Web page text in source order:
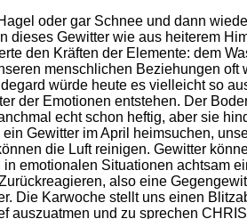
oder gar Schnee und dann
dieses Gewitter wie aus heiterem
den Kräften der Elemente: dem
menschlichen Beziehungen
würde heute es vielleicht so
der Emotionen entstehen. Der
echt schon heftig, aber sie
Gewitter im April heimsuchen,
die Luft reinigen. Gewitter
emotionalen Situationen achtsam
also eine
Die Karwoche stellt uns einen
auszuatmen und zu sprechen